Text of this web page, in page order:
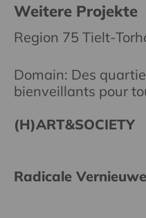
Weitere Projekte
Region 75 Tielt-
Domain: Des
bienveillants pour
(H)ART&SOCIETY
Radicale